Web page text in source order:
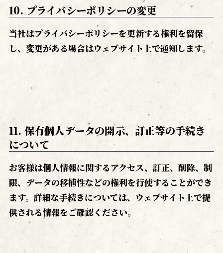
10. プライバシーポリシーの変更
当社はプライバシーポリシーを更新する権利を留保
し、変更がある場合はウェブサイト上で通知します。
11. 保有個人データの開示、訂正等の手続き
について
お客様は個人情報に関するアクセス、訂正、削除、制
限、データの移植性などの権利を行使することができ
ます。詳細な手続きについては、ウェブサイト上で提
供される情報をご確認ください。